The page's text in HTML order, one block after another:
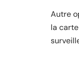
Autre
la